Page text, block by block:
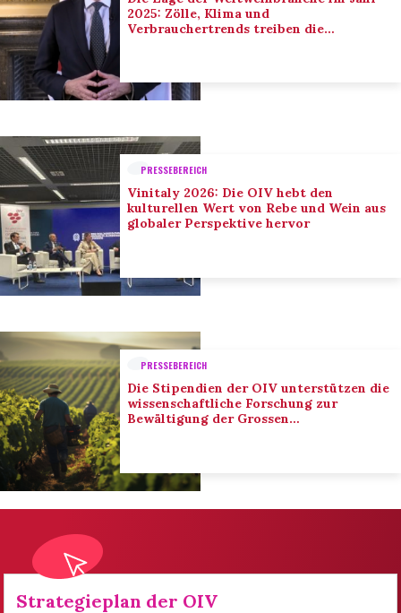
2025: Zölle, Klima und
Verbrauchertrends treiben die
PRESSEBEREICH
Vinitaly 2026: Die OIV hebt den
kulturellen Wert von Rebe und Wein aus
globaler Perspektive hervor
PRESSEBEREICH
Die Stipendien der OIV unterstützen die
wissenschaftliche Forschung zur
Bewältigung der Grossen
Strategieplan der OIV